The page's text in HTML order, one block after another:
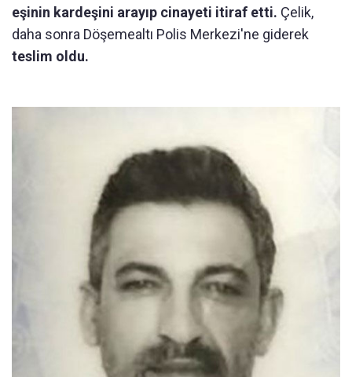
eşinin kardeşini arayıp cinayeti itiraf etti. Çelik,
daha sonra Döşemealtı Polis Merkezi'ne giderek
teslim oldu.